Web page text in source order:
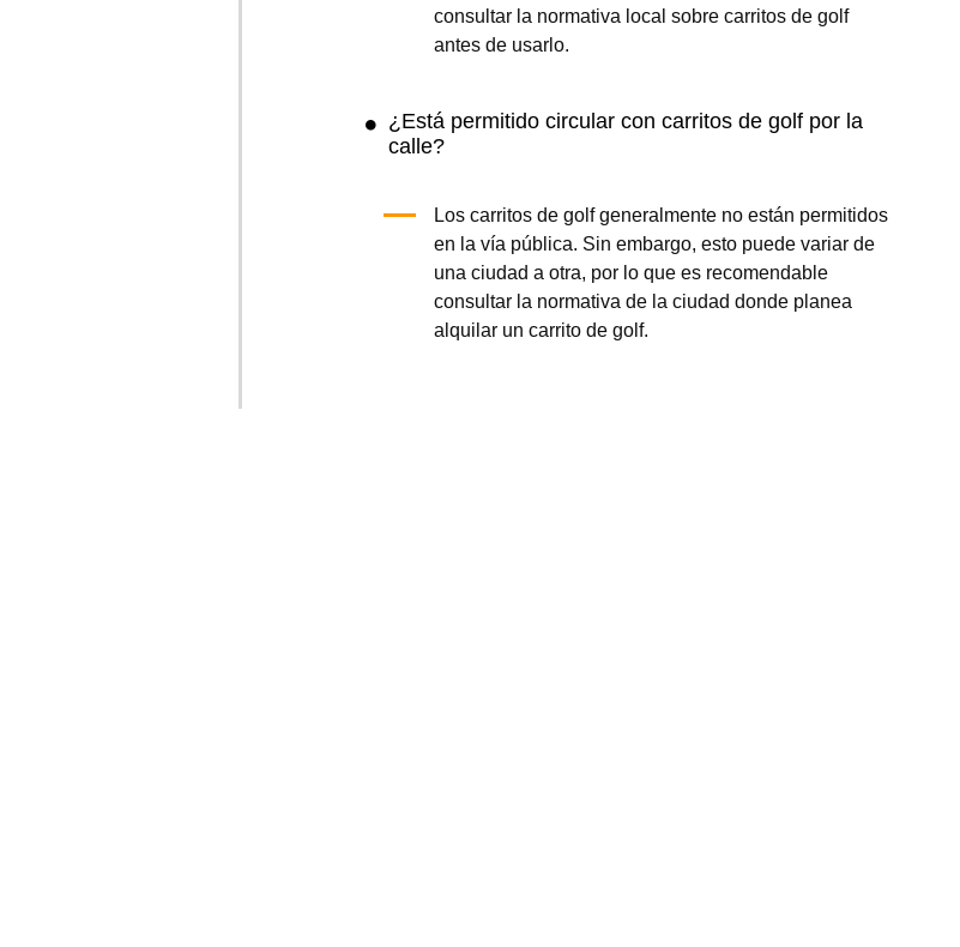
consultar la normativa local sobre carritos de golf
antes de usarlo.
¿Está permitido circular con carritos de golf por la
calle?
Los carritos de golf generalmente no están permitidos
en la vía pública. Sin embargo, esto puede variar de
una ciudad a otra, por lo que es recomendable
consultar la normativa de la ciudad donde planea
alquilar un carrito de golf.